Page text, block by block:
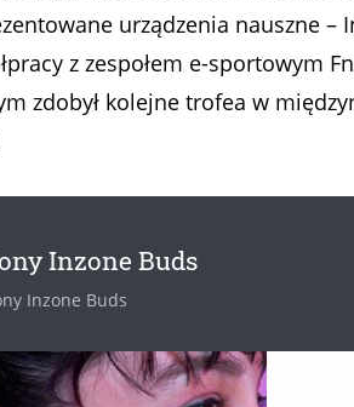
urządzenia nauszne –
z zespołem e-sportowym
zdobył kolejne trofea w
Inzone Buds
Inzone Buds